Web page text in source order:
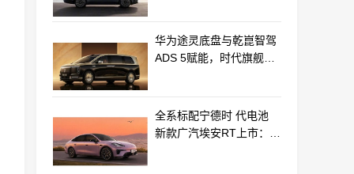
华为途灵底盘与乾崑智驾
ADS 5赋能，时代旗舰
全系标配宁德时 代电池
新款广汽埃安RT上市：